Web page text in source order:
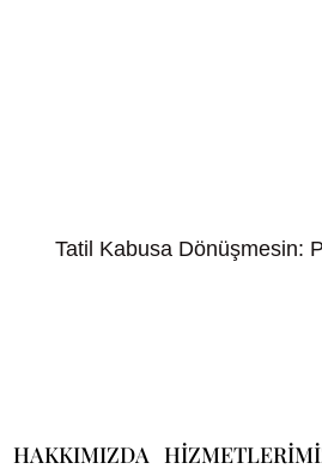
Tatil Kabusa Dönüşmesin:
HAKKIMIZDA